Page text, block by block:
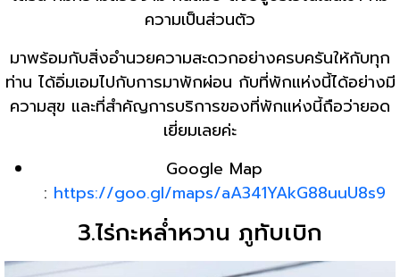
ความเป็นส่วนตัว
มาพร้อมกับสิ่งอำนวยความสะดวกอย่างครบครันให้กับทุก
ท่าน ได้อิ่มเอมไปกับการมาพักผ่อน กับที่พักแห่งนี้ได้อย่างมี
ความสุข และที่สำคัญการบริการของที่พักแห่งนี้ถือว่ายอด
เยี่ยมเลยค่ะ
Google Map
: https://goo.gl/maps/aA341YAkG88uuU8s9
3.ไร่กะหล่ำหวาน ภูทับเบิก